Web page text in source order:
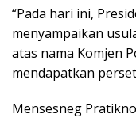
“Pada hari ini,
menyampaikan
atas nama Komjen
mendapatkan
Mensesneg